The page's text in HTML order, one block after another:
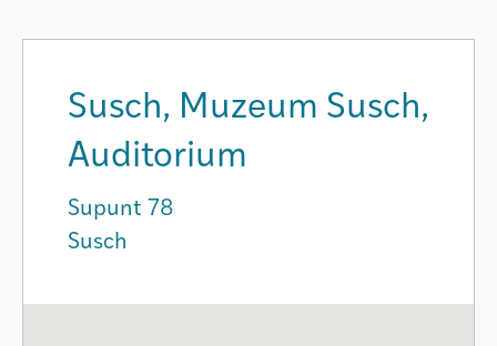
Susch, Muzeum Susch,
Auditorium
Supunt 78
Susch